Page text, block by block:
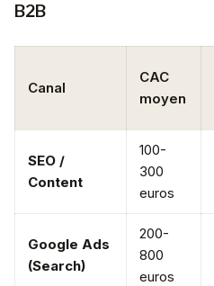
B2B
Canal
CAC
moyen
SEO /
Content
100-
300
euros
Google Ads
(Search)
200-
800
euros